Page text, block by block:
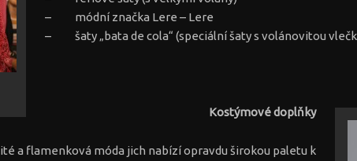
– módní značka Lere – Lere
– šaty „bata de cola“ (speciální šaty s volánovitou
Kostýmové doplňky
a flamenková móda jich nabízí opravdu širokou paletu k